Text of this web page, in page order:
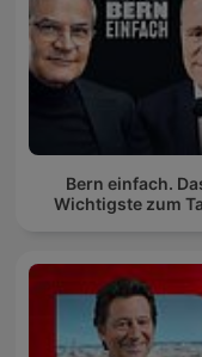
Bern einfach.
Wichtigste zum